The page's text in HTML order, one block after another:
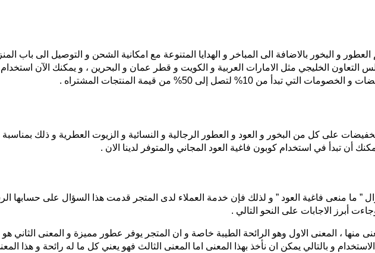
و البخور بالاضافة الى المباخر و الهدايا المتنوعة مع امكانية الشحن و التوصيل الى باب
التعاون الخليجي مثل الامارات العربية و الكويت و قطر عمان و البحرين ، و يمكنك الآن استخدام
10% لتصل إلى 50% من قيمة المنتجات المشتراه .
على كل من البخور و العود و العطور الرجالية و النسائية و الزيوت العطرية و ذلك بمناسبة
” ما منعى فاغية العود ” و لذلك فإن خدمة العملاء لدى المتجر قدمت هذا السؤال على حسابها
أبرز الاجابات على النحو التالي .
منها ، المعنى الاول وهو الرائحة الطيبة خاصة و ان المتجر يوفر عطور مميزة و المعنى الثاني هو
و بالتالي يمكن ان نأخذ بهذا المعنى اما المعنى الثالث فهو يعني كل ما له رائحة و هذا